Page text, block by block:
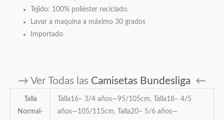
Tejido: 100% poliéster reciclado.
Lavar a maquina a máximo 30 grados
Importado
→ Ver Todas las Camisetas Bundesliga ←
Talla
Normal-
Talla16– 3/4 años—95/105cm, Talla18– 4/5
años—105/115cm, Talla20– 5/6 años—